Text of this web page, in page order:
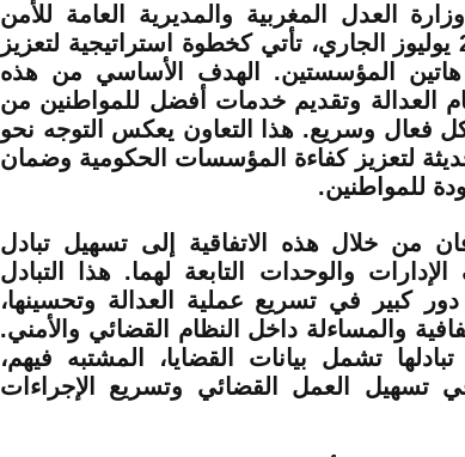
العدل المغربية والمديرية العامة للأمن
الوطني، يوم الأربعاء 24 يوليوز الجاري، تأتي كخطوة استراتيجية لتعزيز
هاتين المؤسستين. الهدف الأساسي من هذه
العدالة وتقديم خدمات أفضل للمواطنين من
فعال وسريع. هذا التعاون يعكس التوجه نحو
لتعزيز كفاءة المؤسسات الحكومية وضمان
للمواطنين.
من خلال هذه الاتفاقية إلى تسهيل تبادل
والوحدات التابعة لهما. هذا التبادل
كبير في تسريع عملية العدالة وتحسينها،
والمساءلة داخل النظام القضائي والأمني.
تشمل بيانات القضايا، المشتبه فيهم،
تسهيل العمل القضائي وتسريع الإجراءات